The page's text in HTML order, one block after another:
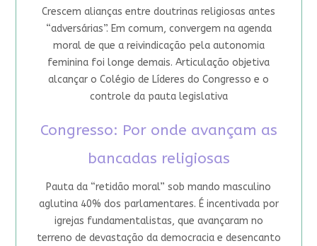
Crescem alianças entre doutrinas religiosas antes
“adversárias”. Em comum, convergem na agenda
moral de que a reivindicação pela autonomia
feminina foi longe demais. Articulação objetiva
alcançar o Colégio de Líderes do Congresso e o
controle da pauta legislativa
Congresso: Por onde avançam as
bancadas religiosas
Pauta da “retidão moral” sob mando masculino
aglutina 40% dos parlamentares. É incentivada por
igrejas fundamentalistas, que avançaram no
terreno de devastação da democracia e desencanto